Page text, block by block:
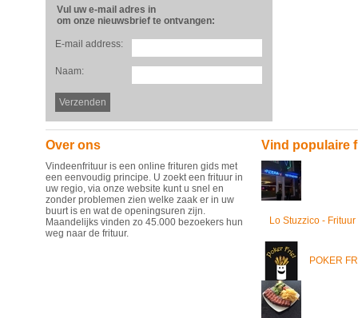
Vul uw e-mail adres in
om onze nieuwsbrief te ontvangen:
E-mail address:
Naam:
Over ons
Vindeenfrituur is een online frituren gids met
een eenvoudig principe. U zoekt een frituur in
uw regio, via onze website kunt u snel en
zonder problemen zien welke zaak er in uw
buurt is en wat de openingsuren zijn.
Maandelijks vinden zo 45.000 bezoekers hun
weg naar de frituur.
Vind populaire
Lo Stuzzico -
POKER